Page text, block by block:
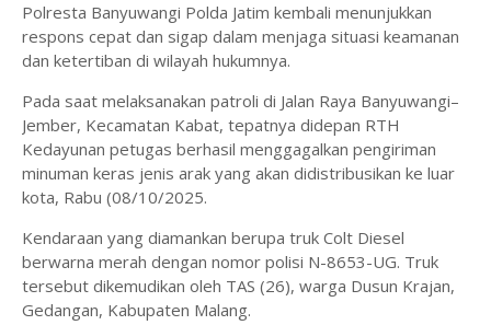
Polresta Banyuwangi Polda Jatim kembali menunjukkan
respons cepat dan sigap dalam menjaga situasi keamanan
dan ketertiban di wilayah hukumnya.
Pada saat melaksanakan patroli di Jalan Raya Banyuwangi–
Jember, Kecamatan Kabat, tepatnya didepan RTH
Kedayunan petugas berhasil menggagalkan pengiriman
minuman keras jenis arak yang akan didistribusikan ke luar
kota, Rabu (08/10/2025.
Kendaraan yang diamankan berupa truk Colt Diesel
berwarna merah dengan nomor polisi N-8653-UG. Truk
tersebut dikemudikan oleh TAS (26), warga Dusun Krajan,
Gedangan, Kabupaten Malang.